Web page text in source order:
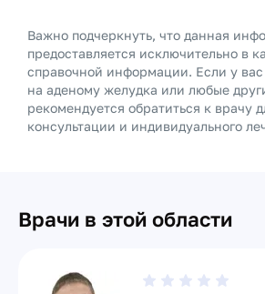
Важно подчеркнуть, что данная
предоставляется исключительно в
справочной информации. Если у вас
на аденому желудка или любые
рекомендуется обратиться к врачу
консультации и индивидуального
Врачи в этой области